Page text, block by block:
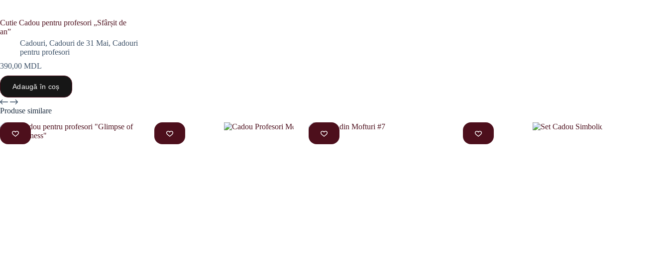
Cutie Cadou pentru profesori „Sfârșit de
an”
Cadouri, Cadouri de 31 Mai, Cadouri
pentru profesori
390,00 MDL
Adaugă în coș
Produse similare